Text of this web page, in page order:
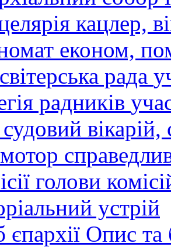
кацлер,
економ,
рада
радників
судовий вікарій,
голови
устрій
єпархії Опис та